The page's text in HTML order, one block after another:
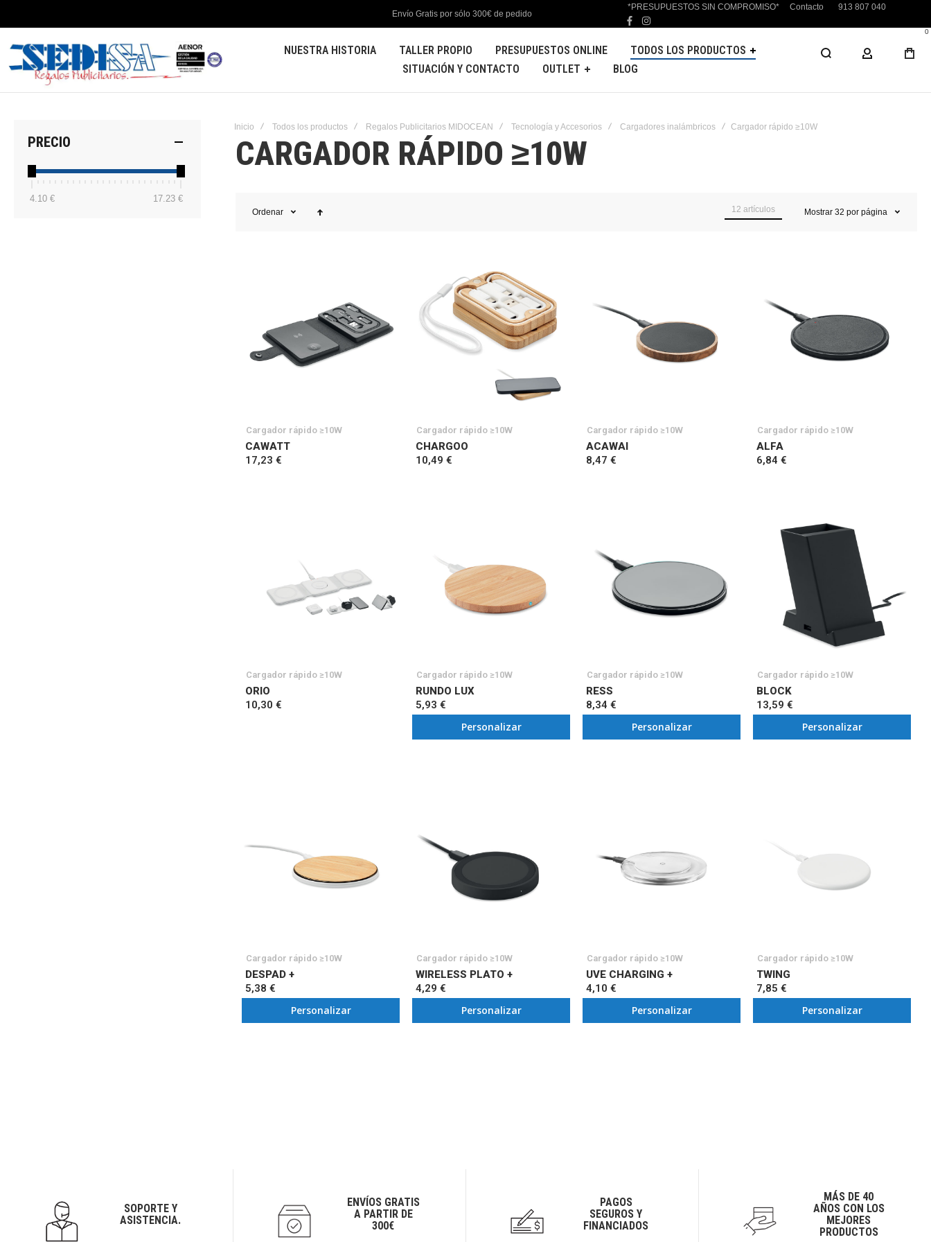
Envío Gratis por sólo 300€ de pedido
*PRESUPUESTOS SIN COMPROMISO* Contacto 913 807 040
facebook
instagram
NUESTRA HISTORIA TALLER PROPIO PRESUPUESTOS ONLINE
TODOS LOS PRODUCTOS
SITUACIÓN Y CONTACTO
OUTLET BLOG
MI CUENTA
0
Inicio Todos los productos Regalos Publicitarios MIDOCEAN Tecnología y Accesorios Cargadores inalámbricos Cargador rápido ≥10W
CARGADOR RÁPIDO ≥10W
Ordenar 12 artículos Mostrar 32 por página
Cargador rápido ≥10W
CAWATT
17,23 €
Cargador rápido ≥10W
CHARGOO
10,49 €
Cargador rápido ≥10W
ACAWAI
8,47 €
Cargador rápido ≥10W
ALFA
6,84 €
Cargador rápido ≥10W
ORIO
10,30 €
Cargador rápido ≥10W
RUNDO LUX
5,93 €
Personalizar
Cargador rápido ≥10W
RESS
8,34 €
Personalizar
Cargador rápido ≥10W
BLOCK
13,59 €
Personalizar
Cargador rápido ≥10W
DESPAD +
5,38 €
Personalizar
Cargador rápido ≥10W
WIRELESS PLATO +
4,29 €
Personalizar
Cargador rápido ≥10W
UVE CHARGING +
4,10 €
Personalizar
Cargador rápido ≥10W
TWING
7,85 €
Personalizar
PRECIO
4.10 € 17.23 €
SOPORTE Y
ASISTENCIA.
ENVÍOS GRATIS
A PARTIR DE
300€
PAGOS
SEGUROS Y
FINANCIADOS
MÁS DE 40
AÑOS CON LOS
MEJORES
PRODUCTOS